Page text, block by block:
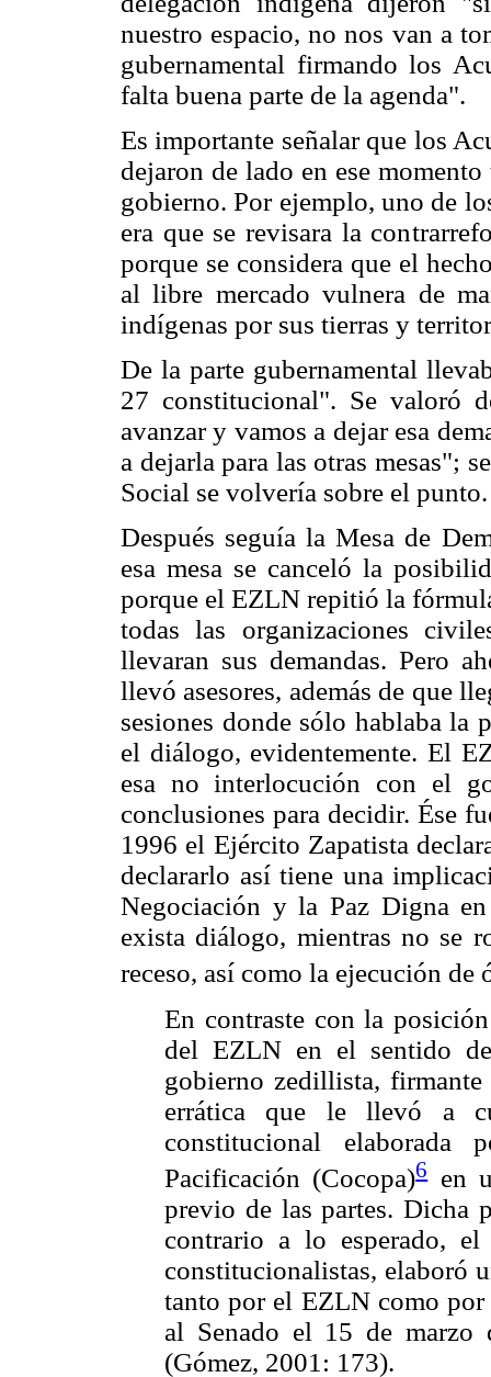
nuestro espacio, no nos van a
gubernamental firmando los
falta buena parte de la agenda".
Es importante señalar que los
dejaron de lado en ese
gobierno. Por ejemplo, uno de
era que se revisara la
porque se considera que el
al libre mercado vulnera de
indígenas por sus tierras y
De la parte gubernamental
27 constitucional". Se valoró
avanzar y vamos a dejar esa
a dejarla para las otras mesas";
Social se volvería sobre el punto.
Después seguía la Mesa de
esa mesa se canceló la
porque el EZLN repitió la
todas las organizaciones
llevaran sus demandas. Pero
llevó asesores, además de que
sesiones donde sólo hablaba la
el diálogo, evidentemente. El
esa no interlocución con el
conclusiones para decidir. Ése
1996 el Ejército Zapatista
declararlo así tiene una
Negociación y la Paz Digna
exista diálogo, mientras no se
receso, así como la ejecución de
En contraste con la
del EZLN en el sentido
gobierno zedillista,
errática que le llevó a
constitucional
Pacificación (Cocopa)6en
previo de las partes. Dicha
contrario a lo esperado,
constitucionalistas, elaboró
tanto por el EZLN como
al Senado el 15 de marzo
(Gómez, 2001: 173).